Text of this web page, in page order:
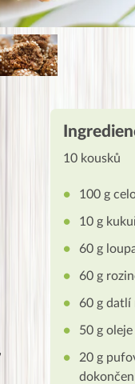
10 kousků
100 g
10 g
60 g
60 g
60 g datlí
50 g oleje
20 g